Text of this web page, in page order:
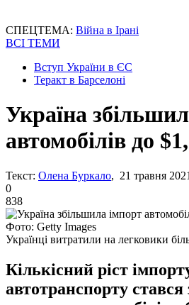
СПЕЦТЕМА: Війна в Ірані
ВСІ ТЕМИ
Вступ України в ЄС
Теракт в Барселоні
Україна
автомобілів до
Текст: Олена Буркало, 21 травня
0
838
Фото: Getty Images
Українці витратили на легковики
Кількісний ріст
автотранспорту стався